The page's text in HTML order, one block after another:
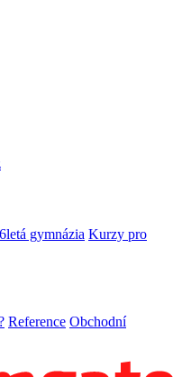
gymnázia Kurzy pro
Reference Obchodní